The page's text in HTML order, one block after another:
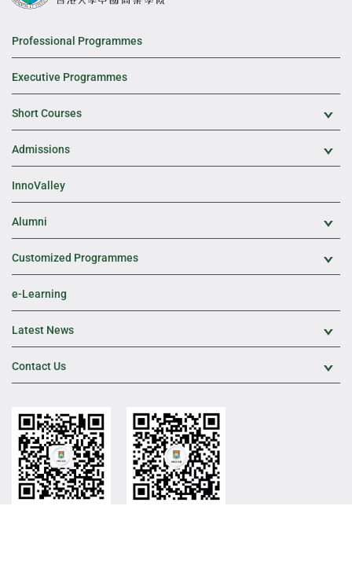
Professional Programmes
Executive Programmes
Short Courses
Admissions
InnoValley
Alumni
Customized Programmes
e-Learning
Latest News
Contact Us